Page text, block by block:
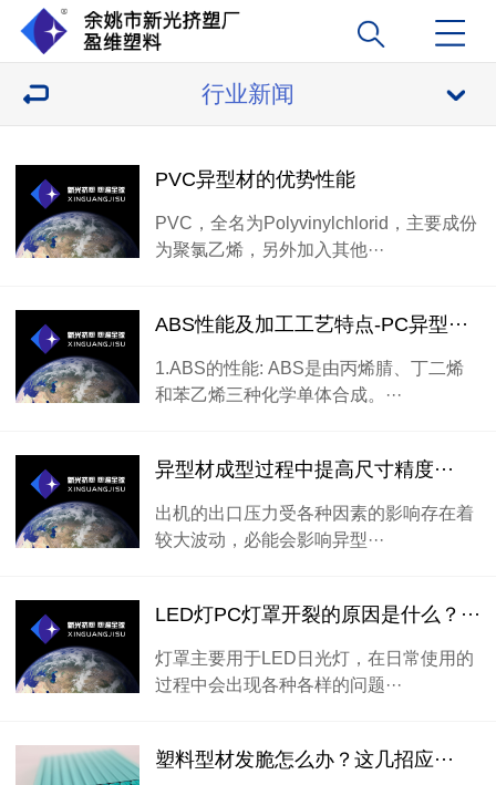
行业新闻
PVC异型材的优势性能
PVC，全名为Polyvinylchlorid，主要成份
为聚氯乙烯，另外加入其他···
ABS性能及加工工艺特点-PC异型···
1.ABS的性能: ABS是由丙烯腈、丁二烯
和苯乙烯三种化学单体合成。···
异型材成型过程中提高尺寸精度···
出机的出口压力受各种因素的影响存在着
较大波动，必能会影响异型···
LED灯PC灯罩开裂的原因是什么？···
灯罩主要用于LED日光灯，在日常使用的
过程中会出现各种各样的问题···
塑料型材发脆怎么办？这几招应···